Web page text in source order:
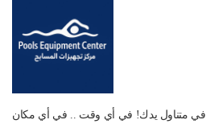
في متناول يدك! في أي وقت .. في أي مكان